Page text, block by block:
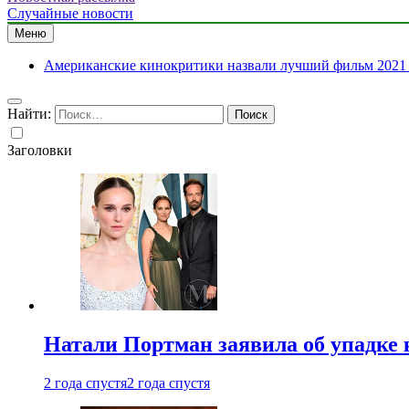
Случайные новости
Меню
Американские кинокритики назвали лучший фильм 2021
Найти:
Заголовки
Натали Портман заявила об упадке
2 года спустя2 года спустя